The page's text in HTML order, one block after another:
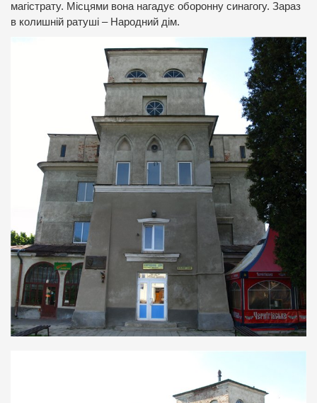
магістрату. Місцями вона нагадує оборонну синагогу. Зараз
в колишній ратуші – Народний дім.